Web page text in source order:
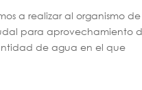
a realizar al organismo de
para aprovechamiento
de agua en el que